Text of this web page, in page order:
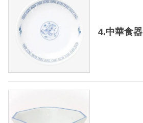
4.中華食器